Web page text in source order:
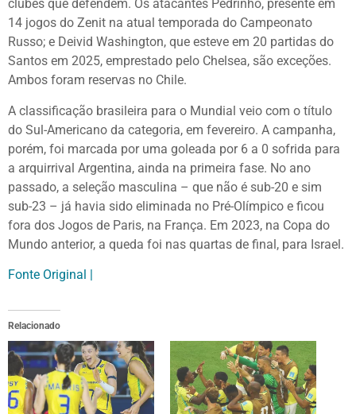
clubes que defendem. Os atacantes Pedrinho, presente em
14 jogos do Zenit na atual temporada do Campeonato
Russo; e Deivid Washington, que esteve em 20 partidas do
Santos em 2025, emprestado pelo Chelsea, são exceções.
Ambos foram reservas no Chile.
A classificação brasileira para o Mundial veio com o título
do Sul-Americano da categoria, em fevereiro. A campanha,
porém, foi marcada por uma goleada por 6 a 0 sofrida para
a arquirrival Argentina, ainda na primeira fase. No ano
passado, a seleção masculina – que não é sub-20 e sim
sub-23 – já havia sido eliminada no Pré-Olímpico e ficou
fora dos Jogos de Paris, na França. Em 2023, na Copa do
Mundo anterior, a queda foi nas quartas de final, para Israel.
Fonte Original |
Relacionado